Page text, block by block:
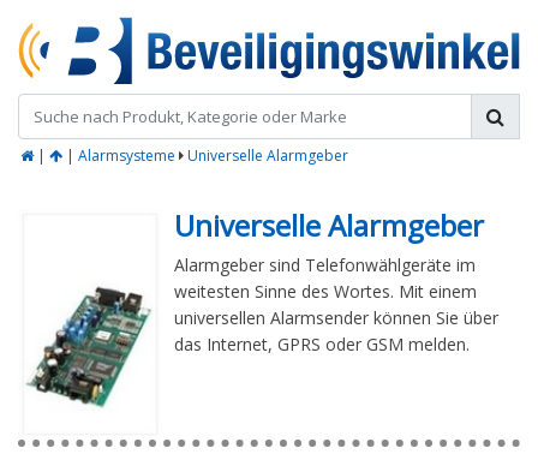
| | Alarmsysteme Universelle Alarmgeber
Universelle Alarmgeber
Alarmgeber sind Telefonwählgeräte im
weitesten Sinne des Wortes. Mit einem
universellen Alarmsender können Sie über
das Internet, GPRS oder GSM melden.